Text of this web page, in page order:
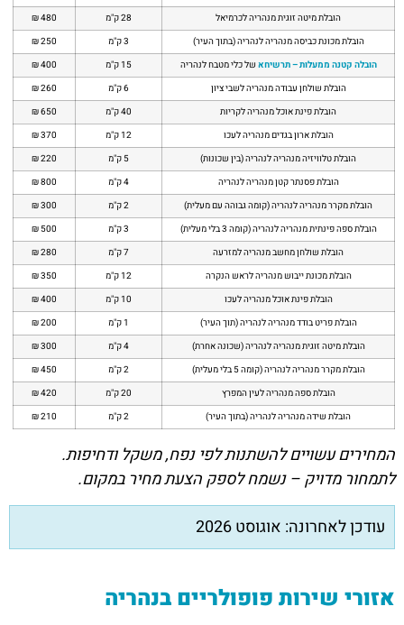
הובלת מיטה זוגית מנהריה לכרמיאל
28 ק"מ
480 ₪
הובלת מכונת כביסה מנהריה לנהריה (בתוך העיר)
3 ק"מ
250 ₪
הובלה קטנה ממעלות – תרשיחא של כלי מטבח לנהריה 15 ק"מ
400 ₪
הובלת שולחן עבודה מנהריה לשבי ציון
6 ק"מ
260 ₪
הובלת פינת אוכל מנהריה לקריות
40 ק"מ
650 ₪
הובלת ארון בגדים מנהריה לעכו
12 ק"מ
370 ₪
הובלת טלוויזיה מנהריה לנהריה (בין שכונות)
5 ק"מ
220 ₪
הובלת פסנתר קטן מנהריה לנהריה
4 ק"מ
800 ₪
הובלת מקרר מנהריה לנהריה (קומה גבוהה עם מעלית)
2 ק"מ
300 ₪
הובלת ספה פינתית מנהריה לנהריה (קומה 3 בלי מעלית)
3 ק"מ
500 ₪
הובלת שולחן מחשב מנהריה למזרעה
7 ק"מ
280 ₪
הובלת מכונת ייבוש מנהריה לראש הנקרה
12 ק"מ
350 ₪
הובלת פינת אוכל מנהריה לעכו
10 ק"מ
400 ₪
הובלת פריט בודד מנהריה לנהריה (תוך העיר)
1 ק"מ
200 ₪
הובלת מיטה זוגית מנהריה לנהריה (שכונה אחרת)
4 ק"מ
300 ₪
הובלת מקרר מנהריה לנהריה (קומה 5 בלי מעלית)
2 ק"מ
450 ₪
הובלת ספה מנהריה לעין המפרץ
20 ק"מ
420 ₪
הובלת שידה מנהריה לנהריה (בתוך העיר)
2 ק"מ 210 ₪
המחירים עשויים להשתנות לפי נפח, משקל ודחיפות.
לתמחור מדויק – נשמח לספק הצעת מחיר במקום.
עודכן לאחרונה: אוגוסט 2026
אזורי שירות פופולריים בנהריה